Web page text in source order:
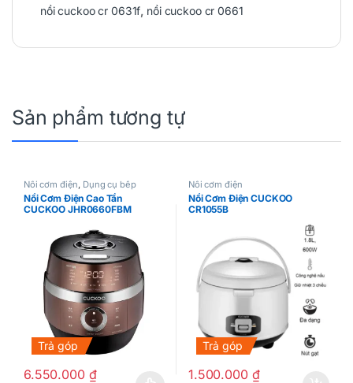
nồi cuckoo cr 0631f, nồi cuckoo cr 0661
Sản phẩm tương tự
Nồi cơm điện, Dụng cụ bếp
Nồi Cơm Điện Cao Tần
CUCKOO JHR0660FBM
Trả góp
6.550.000 ₫
Nồi cơm điện
Nồi Cơm Điện CUCKOO
CR1055B
Trả góp
1.500.000 ₫